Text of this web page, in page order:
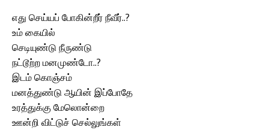
எது செய்யப் போகின்றீர் நீவீர்..?
உம் கையில்
செடியுண்டு நீருண்டு
நட்டூற்ற மனமுண்டோ..?
இடம் கொஞ்சம்
மனத்துண்டு ஆயின் இப்போதே
உரத்துக்கு மேலொன்றை
ஊன்றி விட்டுச் செல்லுங்கள்